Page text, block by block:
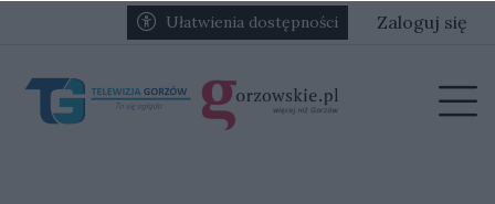
Przejdź do głównych treści
Przejdź do głównego menuUłatwienia dostępności Zaloguj się